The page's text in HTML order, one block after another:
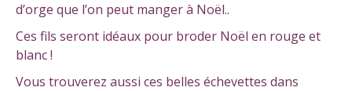
d’orge que l’on peut manger à Noël..
Ces fils seront idéaux pour broder Noël en rouge et
blanc !
Vous trouverez aussi ces belles échevettes dans